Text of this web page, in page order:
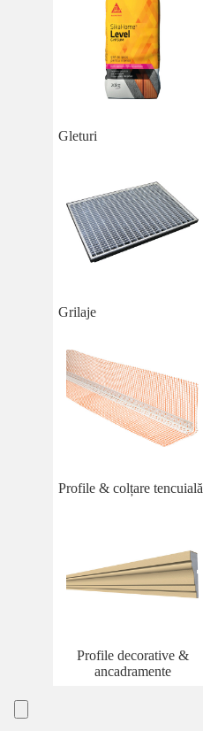
Gleturi
Grilaje
Profile & colțare tencuială
Profile decorative &
ancadramente